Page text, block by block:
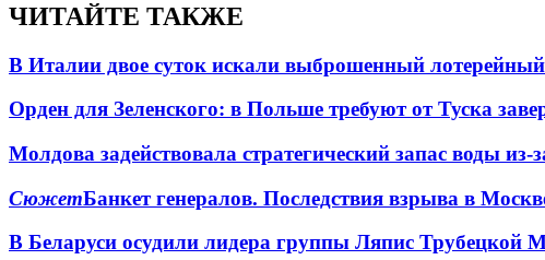
ЧИТАЙТЕ ТАКЖЕ
В Италии двое суток искали выброшенный
Орден для Зеленского: в Польше требуют от Туска
Молдова задействовала стратегический запас воды из-
СюжетБанкет генералов. Последствия взрыва в
В Беларуси осудили лидера группы Ляпис Трубецкой